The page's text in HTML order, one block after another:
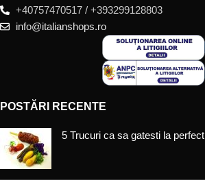
+40757470517 / +393299128803
info@italianshops.ro
POSTĂRI RECENTE
5 Trucuri ca sa gatesti la